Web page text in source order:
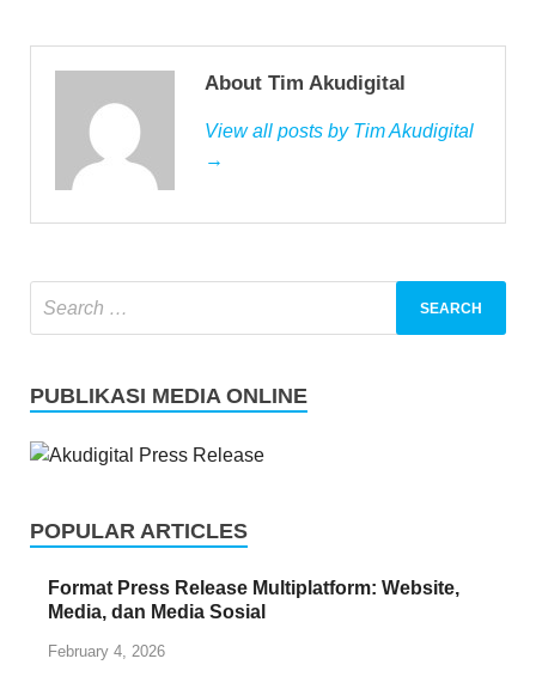
About Tim Akudigital
View all posts by Tim Akudigital
→
PUBLIKASI MEDIA ONLINE
POPULAR ARTICLES
Format Press Release Multiplatform: Website,
Media, dan Media Sosial
February 4, 2026